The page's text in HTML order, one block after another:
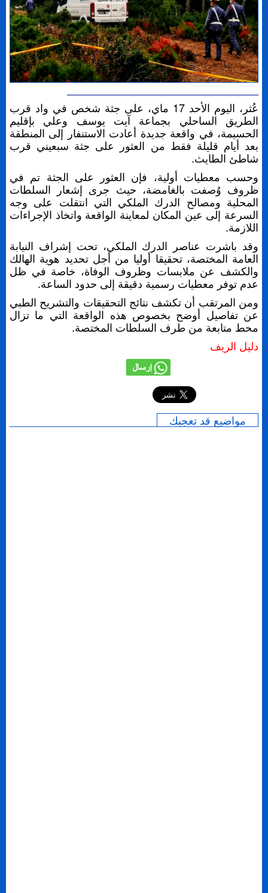
عُثر، اليوم الأحد 17 ماي، على جثة شخص في واد قرب
الطريق الساحلي بجماعة آيت يوسف وعلي بإقليم
الحسيمة، في واقعة جديدة أعادت الاستنفار إلى المنطقة
بعد أيام قليلة فقط من العثور على جثة سبعيني قرب
شاطئ الطايث.
وحسب معطيات أولية، فإن العثور على الجثة تم في
ظروف وُصفت بالغامضة، حيث جرى إشعار السلطات
المحلية ومصالح الدرك الملكي التي انتقلت على وجه
السرعة إلى عين المكان لمعاينة الواقعة واتخاذ الإجراءات
اللازمة.
وقد باشرت عناصر الدرك الملكي، تحت إشراف النيابة
العامة المختصة، تحقيقا أوليا من أجل تحديد هوية الهالك
والكشف عن ملابسات وظروف الوفاة، خاصة في ظل
عدم توفر معطيات رسمية دقيقة إلى حدود الساعة.
ومن المرتقب أن تكشف نتائج التحقيقات والتشريح الطبي
عن تفاصيل أوضح بخصوص هذه الواقعة التي ما تزال
محط متابعة من طرف السلطات المختصة.
دليل الريف
مواضيع قد تعجبك